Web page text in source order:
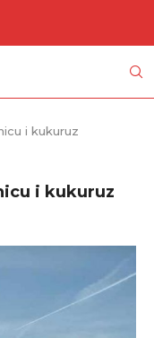
i kukuruz
i kukuruz